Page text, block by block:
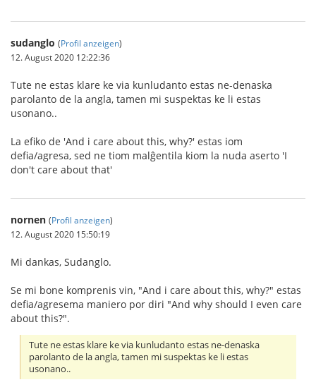
sudanglo (Profil anzeigen)
12. August 2020 12:22:36
Tute ne estas klare ke via kunludanto estas ne-denaska
parolanto de la angla, tamen mi suspektas ke li estas
usonano..
La efiko de 'And i care about this, why?' estas iom
defia/agresa, sed ne tiom malĝentila kiom la nuda aserto 'I
don't care about that'
nornen (Profil anzeigen)
12. August 2020 15:50:19
Mi dankas, Sudanglo.
Se mi bone komprenis vin, "And i care about this, why?" estas
defia/agresema maniero por diri "And why should I even care
about this?".
Tute ne estas klare ke via kunludanto estas ne-denaska
parolanto de la angla, tamen mi suspektas ke li estas
usonano..